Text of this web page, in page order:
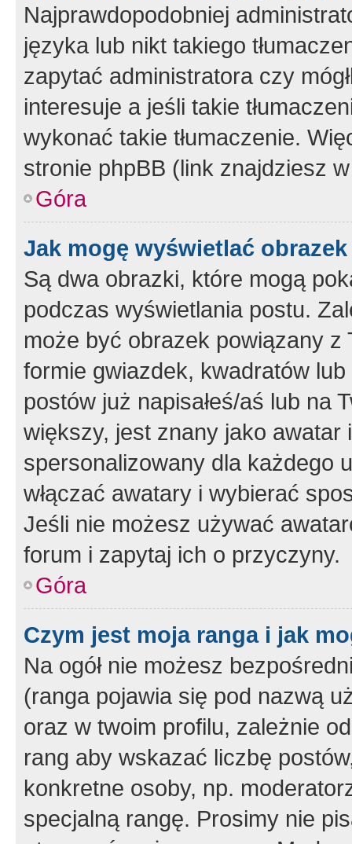
Najprawdopodobniej
języka lub nikt takiego
zapytać administratora czy
interesuje a jeśli takie
wykonać takie tłumaczenie.
stronie phpBB (link znajdziesz
Góra
Jak mogę wyświetlać
Są dwa obrazki, które mogą
podczas wyświetlania postu.
może być obrazek powiązany z
formie gwiazdek, kwadratów
postów już napisałeś/aś lub na
większy, jest znany jako
spersonalizowany dla każdego
włączać awatary i wybierać
Jeśli nie możesz używać
forum i zapytaj ich o przyczyny.
Góra
Czym jest moja ranga i jak
Na ogół nie możesz
(ranga pojawia się pod nazwą
oraz w twoim profilu, zależnie
rang aby wskazać liczbę
konkretne osoby, np.
specjalną rangę. Prosimy nie